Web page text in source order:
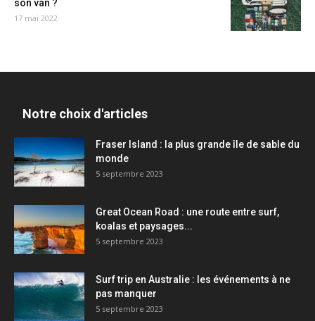
son van ?
17 mai 2022
Notre choix d'articles
Fraser Island : la plus grande île de sable du
monde
5 septembre 2023
Great Ocean Road : une route entre surf,
koalas et paysages...
5 septembre 2023
Surf trip en Australie : les événements à ne
pas manquer
5 septembre 2023